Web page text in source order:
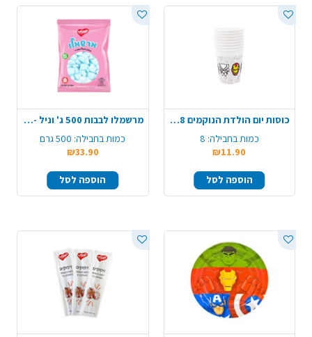
כוסות יום הולדת הנוקמים 8 יח' - צבעוני
כמות בחבילה: 8
₪11.90
הוספה לסל
מרשמלו לבבות 500 ג' וניל - כחול לבן
כמות בחבילה: 500 גרם
₪33.90
הוספה לסל